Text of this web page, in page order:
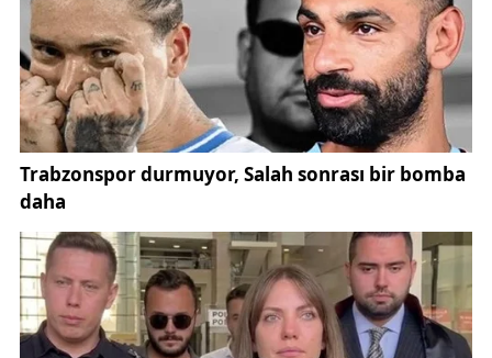
ve fotoğraf tutkunlarının ilgisini çekti.
Yıldız Göleti’nin buzla kaplanması, bölgenin kış
aylarında ne denli sert iklim koşullarına sahip
olduğunu bir kez daha gözler önüne serdi. Özellikle
gece saatlerinde etkisini artıran soğuklar, gölet
yüzeyinde neredeyse cam gibi bir buz tabakası
Adını bulunduğu bölgeden alan Yıldız Göleti, Yıldız
Dağı ile bütünleşen kış manzarasıyla ziyaretçilere
eşsiz bir görsel şölen sunuyor. Karla kaplanan dağ